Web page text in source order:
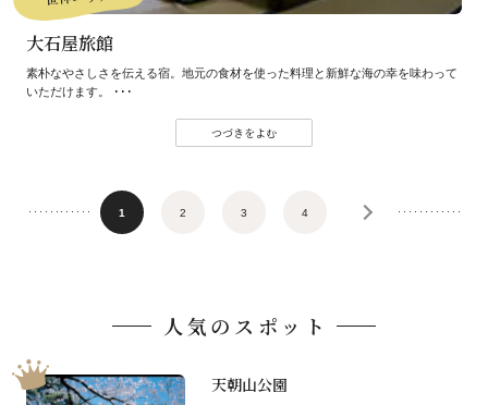
大石屋旅館
素朴なやさしさを伝える宿。地元の食材を使った料理と新鮮な海の幸を味わって
いただけます。 ･･･
つづきをよむ
1 2 3 4
人気のスポット
天朝山公園